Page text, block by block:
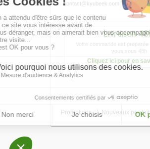
contact@kyubeek.com
Livraison
Votre commande est preparée
vous sous 48h
Cliquez ici pour en
Promotions Nouveaux